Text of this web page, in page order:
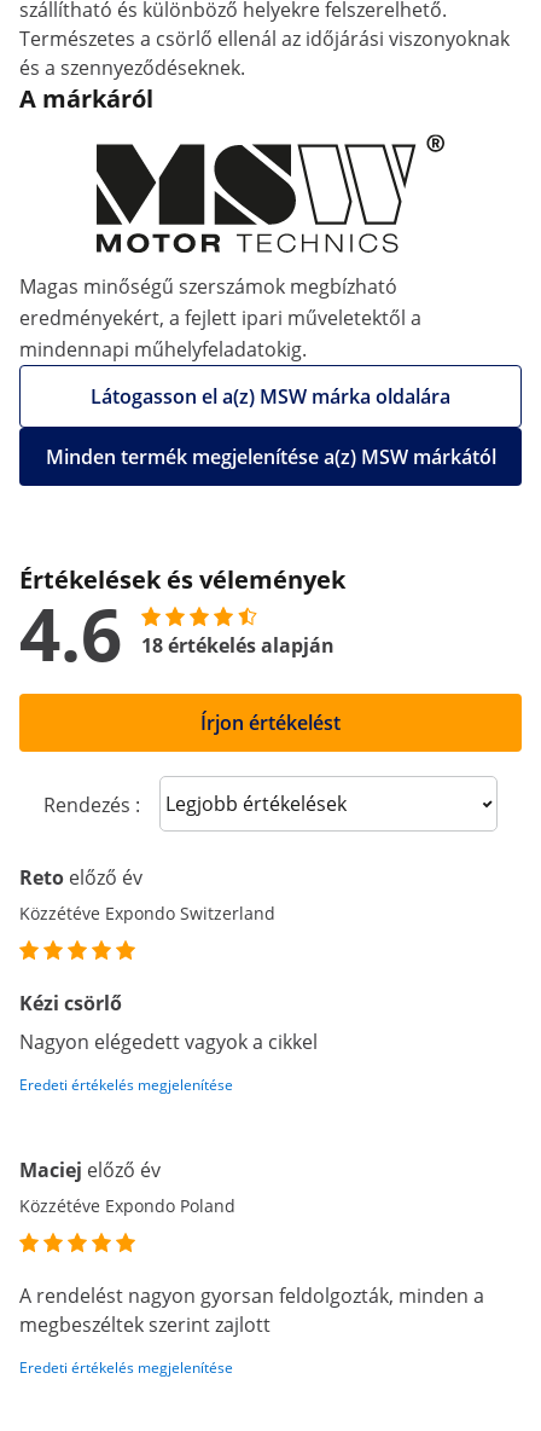
szállítható és különböző helyekre felszerelhető.
Természetes a csörlő ellenál az időjárási viszonyoknak
és a szennyeződéseknek.
A márkáról
Magas minőségű szerszámok megbízható
eredményekért, a fejlett ipari műveletektől a
mindennapi műhelyfeladatokig.
Látogasson el a(z) MSW márka oldalára
Minden termék megjelenítése a(z) MSW márkától
Értékelések és vélemények
4.6 18 értékelés alapján
Írjon értékelést
Rendezés : Sort reviews
Reto előző év
Közzétéve Expondo Switzerland
Kézi csörlő
Nagyon elégedett vagyok a cikkel
Eredeti értékelés megjelenítése
Maciej előző év
Közzétéve Expondo Poland
A rendelést nagyon gyorsan feldolgozták, minden a
megbeszéltek szerint zajlott
Eredeti értékelés megjelenítése